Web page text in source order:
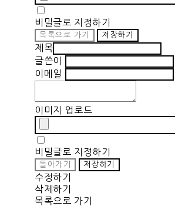
비밀글로 지정하기
목록으로 가기 저장하기
제목
글쓴이
이메일
이미지 업로드
비밀글로 지정하기
돌아가기 저장하기
수정하기
삭제하기
목록으로 가기